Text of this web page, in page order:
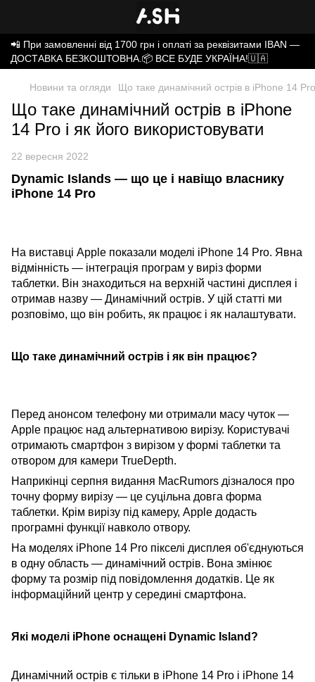
📲 При замовленні від 1700 грн і оплаті за реквізитами IBAN —
ДОСТАВКА БЕЗКОШТОВНА.📦 ВСЕ БУДЕ УКРАЇНА!🇺🇦
Новини та огляди Що таке динамічний острів в iPhone 14
Що таке динамічний острів в iPhone
14 Pro і як його використовувати
22 вересня 2022
Dynamic Islands — що це і навіщо власнику
iPhone 14 Pro
На виставці Apple показали моделі iPhone 14 Pro. Явна
відмінність — інтеграція програм у виріз форми
таблетки. Він знаходиться на верхній частині дисплея і
отримав назву — Динамічний острів. У цій статті ми
розповімо, що він робить, як працює і як налаштувати.
Що таке динамічний острів і як він працює?
Перед анонсом телефону ми отримали масу чуток —
Apple працює над альтернативою вирізу. Користувачі
отримають смартфон з вирізом у формі таблетки та
отвором для камери TrueDepth.
Наприкінці серпня видання MacRumors дізналося про
точну форму вирізу — це суцільна довга форма
таблетки. Крім вирізу під камеру, Apple додасть
програмні функції навколо отвору.
На моделях iPhone 14 Pro пікселі дисплея об'єднуються
в одну область — динамічний острів. Вона змінює
форму та розмір під повідомлення додатків. Це як
інформаційний центр у середині смартфона.
Які моделі iPhone оснащені Dynamic Island?
Динамічний острів є тільки в iPhone 14 Pro і iPhone 14